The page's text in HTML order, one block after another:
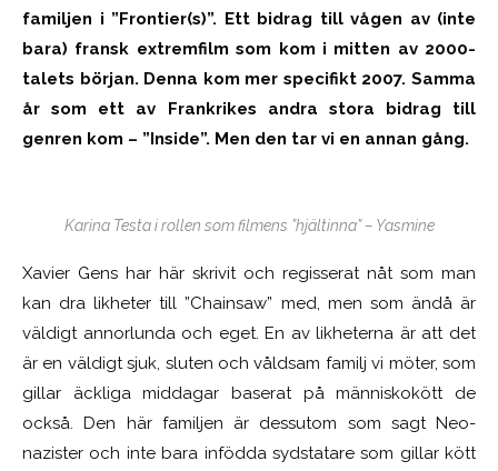
familjen i ”Frontier(s)”. Ett bidrag till vågen av (inte
bara) fransk extremfilm som kom i mitten av 2000-
talets början. Denna kom mer specifikt 2007. Samma
år som ett av Frankrikes andra stora bidrag till
genren kom – ”Inside”. Men den tar vi en annan gång.
Karina Testa i rollen som filmens ”hjältinna” – Yasmine
Xavier Gens har här skrivit och regisserat nåt som man
kan dra likheter till ”Chainsaw” med, men som ändå är
väldigt annorlunda och eget. En av likheterna är att det
är en väldigt sjuk, sluten och våldsam familj vi möter, som
gillar äckliga middagar baserat på människokött de
också. Den här familjen är dessutom som sagt Neo-
nazister och inte bara infödda sydstatare som gillar kött